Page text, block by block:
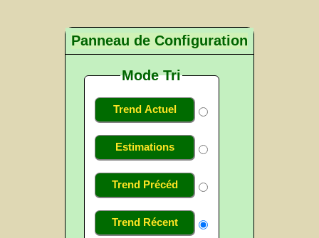
Panneau de Configuration
Mode Tri
Trend Actuel
Estimations
Trend Précéd
Trend Récent